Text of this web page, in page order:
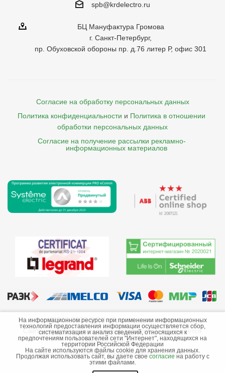
spb@krdelectro.ru
БЦ Мануфактура Громова
г. Санкт-Петербург,
пр. Обуховской обороны пр. д.76 литер Р, офис 301
Согласие на обработку персональных данных
Политика конфиденциальности и Политика в отношении
обработки персональных данных
Согласие на получение рассылки рекламно-
    информационных материалов
©2013-2026 ООО «Краснодарэлектро»
Сайт носит информационный характер и не является
публичной офертой.
Стоимость товаров и их наличие не гарантируются.
На информационном ресурсе при применении информационных
технологий предоставления информации осуществляется сбор,
систематизация и анализ сведений, относящихся к
предпочтениям пользователей сети "Интернет", находящихся на
территории Российской Федерации
На сайте используются файлы cookie для хранения данных.
Продолжая использовать сайт, вы даете свое согласие на работу с
этими файлами.